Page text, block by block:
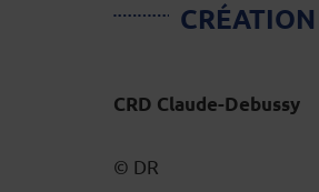
CRD Claude-Debussy
© DR